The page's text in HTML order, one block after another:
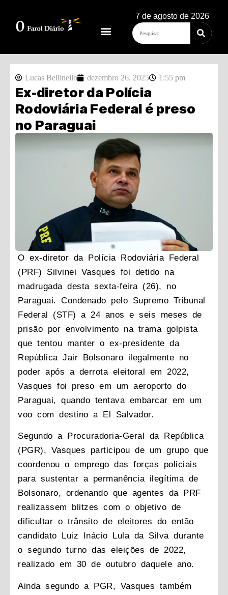
7 de agosto de 2026
Lucas Bellinello dezembro 26, 2025 1:55 pm
Ex-diretor da Polícia
Rodoviária Federal é preso
no Paraguai
O ex-diretor da Polícia Rodoviária Federal
(PRF) Silvinei Vasques foi detido na
madrugada desta sexta-feira (26), no
Paraguai. Condenado pelo Supremo Tribunal
Federal (STF) a 24 anos e seis meses de
prisão por envolvimento na trama golpista
que tentou manter o ex-presidente da
República Jair Bolsonaro ilegalmente no
poder após a derrota eleitoral em 2022,
Vasques foi preso em um aeroporto do
Paraguai, quando tentava embarcar em um
voo com destino a El Salvador.
Segundo a Procuradoria-Geral da República
(PGR), Vasques participou de um grupo que
coordenou o emprego das forças policiais
para sustentar a permanência ilegítima de
Bolsonaro, ordenando que agentes da PRF
realizassem blitzes com o objetivo de
dificultar o trânsito de eleitores do então
candidato Luiz Inácio Lula da Silva durante
o segundo turno das eleições de 2022,
realizado em 30 de outubro daquele ano.
Ainda segundo a PGR, Vasques também